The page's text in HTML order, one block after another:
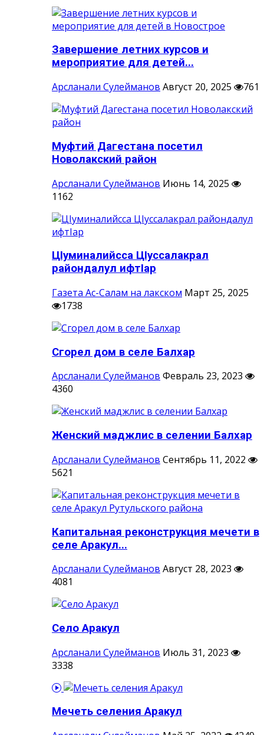
Завершение летних курсов и
мероприятие для детей...
Арсланали Сулейманов Август 20, 2025 761
Муфтий Дагестана посетил
Новолакский район
Арсланали Сулейманов Июнь 14, 2025
1162
ЦIуминалийсса ЦIуссалакрал
райондалул ифтIар
Газета Ас-Салам на лакском Март 25, 2025
1738
Сгорел дом в селе Балхар
Арсланали Сулейманов Февраль 23, 2023
4360
Женский маджлис в селении Балхар
Арсланали Сулейманов Сентябрь 11, 2022
5621
Капитальная реконструкция мечети в
селе Аракул...
Арсланали Сулейманов Август 28, 2023
4081
Село Аракул
Арсланали Сулейманов Июль 31, 2023
3338
Мечеть селения Аракул